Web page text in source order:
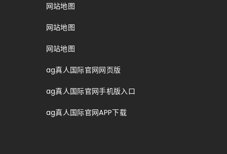
网站地图
网站地图
网站地图
ag真人国际官网网页版
ag真人国际官网手机版入口
ag真人国际官网APP下载